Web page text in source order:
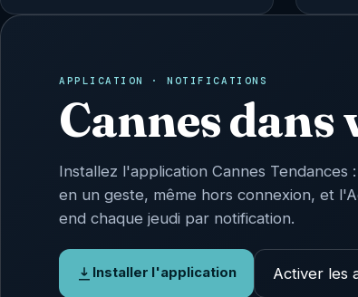
APPLICATION · NOTIFICATIONS
Cannes dans
Installez l'application Cannes Tendances
en un geste, même hors connexion, et
end chaque jeudi par notification.
Installer l'application Activer les